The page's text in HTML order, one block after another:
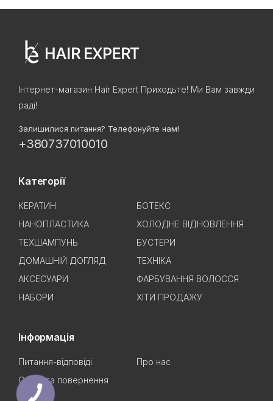
Інтернет-магазин Hair Expert Приходьте! Ми Вам завжди
раді!
Залишилися питання? Телефонуйте нам!
+380737010010
Категорії
КЕРАТИН
БОТЕКС
НАНОПЛАСТИКА
ХОЛОДНЕ ВІДНОВЛЕННЯ
ТЕХШАМПУНЬ
БУСТЕРИ
ДОМАШНІЙ ДОГЛЯД
ТЕХНІКА
АКСЕСУАРИ
ФАРБУВАННЯ ВОЛОССЯ
НАБОРИ
ХІТИ ПРОДАЖУ
Інформація
Питання-відповіді
Про нас
Обмін та повернення
КНОПКА
ЗВ'ЯЗКУ